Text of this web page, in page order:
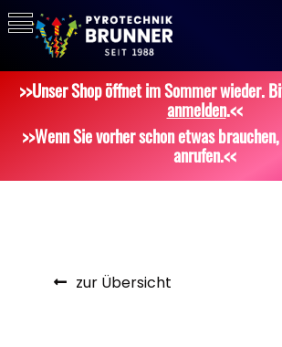
>>Unser Shop öffnet im Sommer wieder.
anmelden.<<
>>Wenn Sie vorher schon etwas
anrufen.<<
zur Übersicht